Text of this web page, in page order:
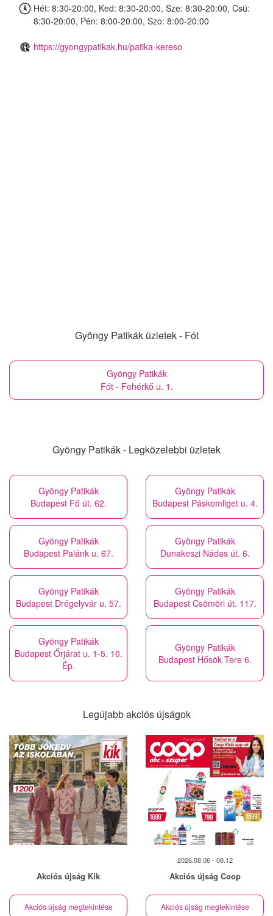
Hét: 8:30-20:00, Ked: 8:30-20:00, Sze: 8:30-20:00, Csü:
8:30-20:00, Pén: 8:00-20:00, Szo: 8:00-20:00
https://gyongypatikak.hu/patika-kereso
Gyöngy Patikák üzletek - Fót
Gyöngy Patikák
Fót - Fehérkő u. 1.
Gyöngy Patikák - Legközelebbi üzletek
Gyöngy Patikák
Budapest Fő út. 62.
Gyöngy Patikák
Budapest Páskomliget u. 4.
Gyöngy Patikák
Budapest Palánk u. 67.
Gyöngy Patikák
Dunakeszi Nádas út. 6.
Gyöngy Patikák
Budapest Drégelyvár u. 57.
Gyöngy Patikák
Budapest Csömöri út. 117.
Gyöngy Patikák
Budapest Őrjárat u. 1-5. 10.
Ép.
Gyöngy Patikák
Budapest Hősök Tere 6.
Legújabb akciós újságok
Akciós újság Kik
Akciós újság megtekintése
2026.08.06 - 08.12
Akciós újság Coop
Akciós újság megtekintése